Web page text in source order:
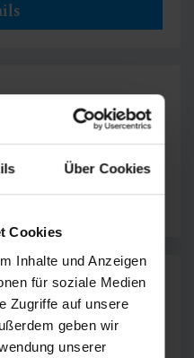
Über Cookies
Cookies
Inhalte und Anzeigen
für soziale Medien
Zugriffe auf unsere
geben wir
unserer
(m/w/d)
Inkasso fürs